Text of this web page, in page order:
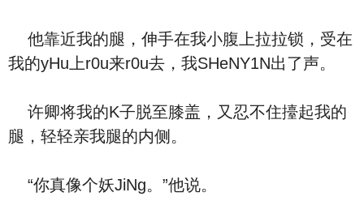
他靠近我的腿，伸手在我小腹上拉拉锁，受在
我的yHu上r0u来r0u去，我SHeNY1N出了声。
许卿将我的K子脱至膝盖，又忍不住擡起我的
腿，轻轻亲我腿的内侧。
“你真像个妖JiNg。”他说。